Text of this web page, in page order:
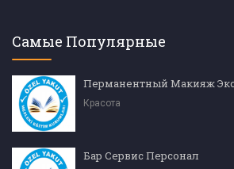
Самые Популярные
Перманентный Макияж
Красота
Бар Сервис Персонал